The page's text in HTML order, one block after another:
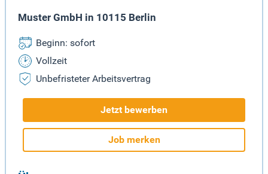
Muster GmbH in 10115 Berlin
Beginn: sofort
Vollzeit
Unbefristeter Arbeitsvertrag
Jetzt bewerben
Job merken